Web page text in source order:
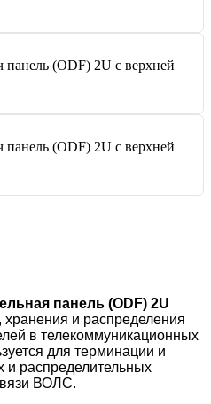
панель (ODF) 2U
хранения и распределения
в телекоммуникационных
для терминации и
и распределительных
ВОЛС.